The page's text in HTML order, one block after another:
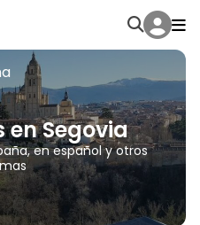
en Segovia
en español y otros